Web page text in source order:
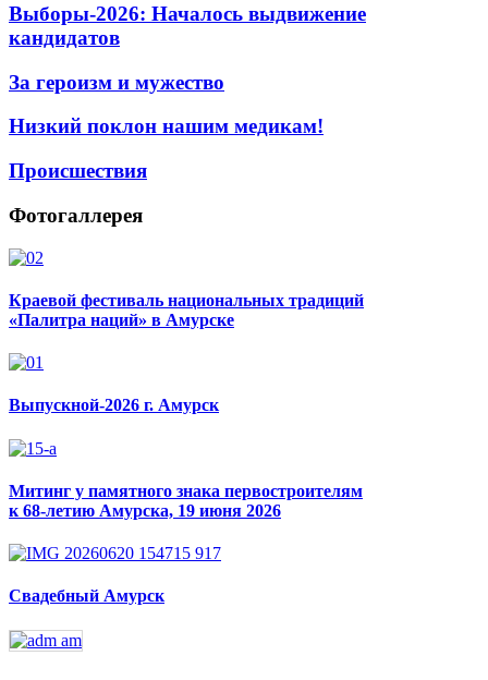
Выборы-2026: Началось выдвижение
кандидатов
За героизм и мужество
Низкий поклон нашим медикам!
Происшествия
Фотогаллерея
Краевой фестиваль национальных традиций
«Палитра наций» в Амурске
Выпускной-2026 г. Амурск
Митинг у памятного знака первостроителям
к 68-летию Амурска, 19 июня 2026
Свадебный Амурск